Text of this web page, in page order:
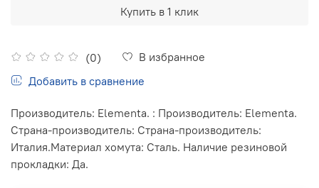
(0)
В избранное
Добавить в сравнение
Купить в 1 клик
Производитель: Elementa. : Производитель: Elementa.
Страна-производитель: Страна-производитель:
Италия.Материал хомута: Сталь. Наличие резиновой
прокладки: Да.